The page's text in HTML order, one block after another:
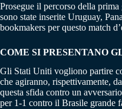
Prosegue il percorso della
sono state inserite Uruguay,
bookmakers per questo match
COME SI PRESENTANO
Gli Stati Uniti vogliono partire
che agiranno, rispettivamente,
questa sfida contro un
per 1-1 contro il Brasile grande